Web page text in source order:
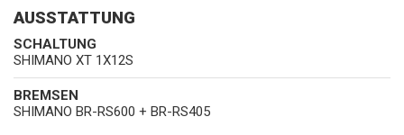
AUSSTATTUNG
SCHALTUNG
SHIMANO XT 1X12S
BREMSEN
SHIMANO BR-RS600 + BR-RS405